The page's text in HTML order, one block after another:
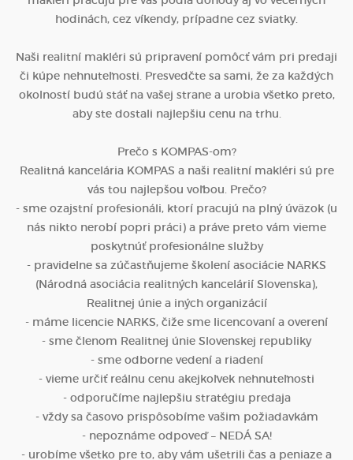
hodinách, cez víkendy, prípadne cez sviatky.
Naši realitní makléri sú pripravení pomôcť vám pri predaji
či kúpe nehnuteľnosti. Presvedčte sa sami, že za každých
okolností budú stáť na vašej strane a urobia všetko preto,
aby ste dostali najlepšiu cenu na trhu.
Prečo s KOMPAS-om?
Realitná kancelária KOMPAS a naši realitní makléri sú pre
vás tou najlepšou voľbou. Prečo?
- sme ozajstní profesionáli, ktorí pracujú na plný úväzok (u
nás nikto nerobí popri práci) a práve preto vám vieme
poskytnúť profesionálne služby
- pravidelne sa zúčastňujeme školení asociácie NARKS
(Národná asociácia realitných kancelárií Slovenska),
Realitnej únie a iných organizácií
- máme licencie NARKS, čiže sme licencovaní a overení
- sme členom Realitnej únie Slovenskej republiky
- sme odborne vedení a riadení
- vieme určiť reálnu cenu akejkoľvek nehnuteľnosti
- odporučíme najlepšiu stratégiu predaja
- vždy sa časovo prispôsobíme vašim požiadavkám
- nepoznáme odpoveď – NEDÁ SA!
- urobíme všetko pre to, aby vám ušetrili čas a peniaze a